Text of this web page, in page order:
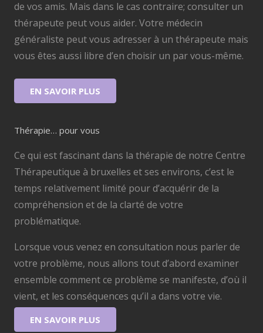
de vos amis. Mais dans le cas contraire; consulter un
thérapeute peut vous aider. Votre médecin
généraliste peut vous adresser à un thérapeute mais
vous êtes aussi libre d’en choisir un par vous-même.
EN SAVOIR PLUS
Thérapie… pour vous
Ce qui est fascinant dans la thérapie de notre Centre
Thérapeutique à bruxelles et ses environs, c’est le
temps relativement limité pour d’acquérir de la
compréhension et de la clarté de votre
problématique.
Lorsque vous venez en consultation nous parler de
votre problème, nous allons tout d’abord examiner
ensemble comment ce problème se manifeste, d’où il
vient, et les conséquences qu’il a dans votre vie.
EN SAVOIR PLUS